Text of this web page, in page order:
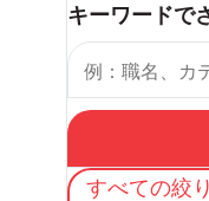
キーワードで
すべての絞